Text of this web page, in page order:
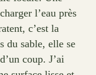
l’eau près
c’est la
du sable, elle se
coup. J’ai